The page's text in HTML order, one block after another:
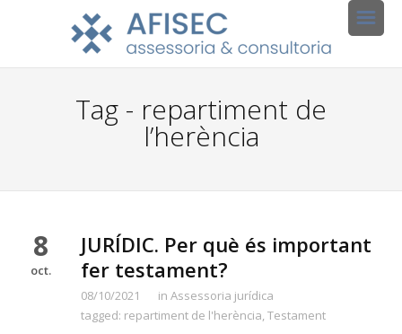
Tag - repartiment de
l’herència
8
oct.
JURÍDIC. Per què és important
fer testament?
08/10/2021 in Assessoria jurídica
tagged: repartiment de l'herència,Testament